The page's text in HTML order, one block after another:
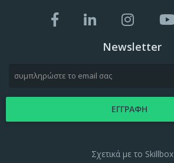
Newsletter
Σχετικά με το Skillbox